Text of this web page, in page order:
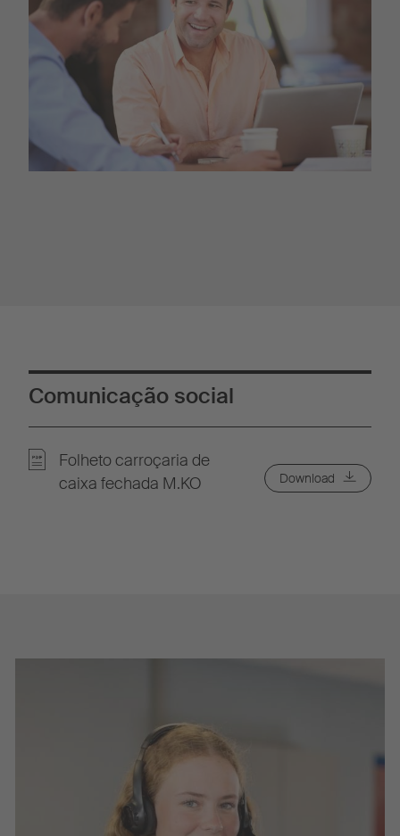
Comunicação social
Folheto carroçaria de
caixa fechada M.KO
Download